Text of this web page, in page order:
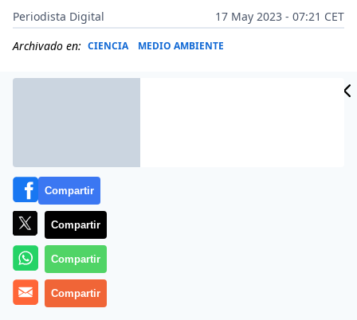
Periodista Digital
17 May 2023 - 07:21 CET
Archivado en: CIENCIA MEDIO AMBIENTE
Intervalos nubosos en el Cantábrico, norte de Navarra,
Compartir
Compartir
Compartir
Compartir